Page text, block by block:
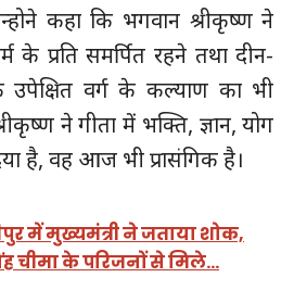
कहा कि भगवान श्रीकृष्ण ने
के प्रति समर्पित रहने तथा दीन-
वर्ग के कल्याण का भी
ने गीता में भक्ति, ज्ञान, योग
है, वह आज भी प्रासंगिक है।
में मुख्यमंत्री ने जताया शोक,
चीमा के परिजनों से मिले…